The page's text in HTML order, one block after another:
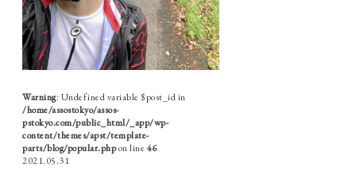
Warning: Undefined variable $post_id in
/home/assostokyo/assos-
pstokyo.com/public_html/_app/wp-
content/themes/apst/template-
parts/blog/popular.phpon line 46
2021.05.31